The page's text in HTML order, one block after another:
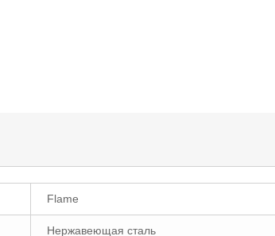
Flame
Нержавеющая сталь